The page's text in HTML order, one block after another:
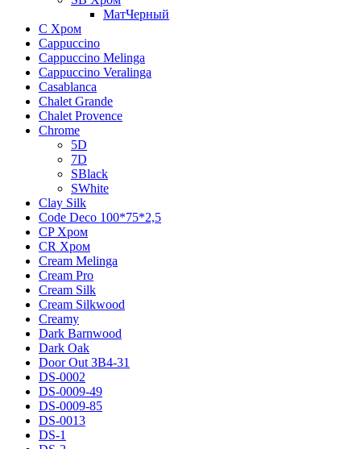
МатЧерный
C Хром
Cappuccino
Cappuccino Melinga
Cappuccino Veralinga
Casablanca
Chalet Grande
Chalet Provence
Chrome
5D
7D
SBlack
SWhite
Clay Silk
Code Deco 100*75*2,5
CP Хром
CR Хром
Cream Melinga
Cream Pro
Cream Silk
Cream Silkwood
Creamy
Dark Barnwood
Dark Oak
Door Out ЗВ4-31
DS-0002
DS-0009-49
DS-0009-85
DS-0013
DS-1